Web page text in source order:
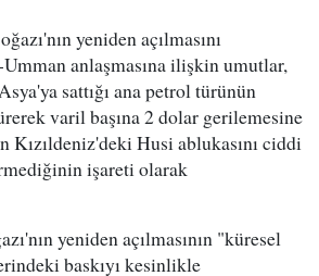
yeniden açılmasını
anlaşmasına ilişkin umutlar,
sattığı ana petrol türünün
varil başına 2 dolar gerilemesine
Kızıldeniz'deki Husi ablukasını ciddi
işareti olarak
yeniden açılmasının "küresel
baskıyı kesinlikle